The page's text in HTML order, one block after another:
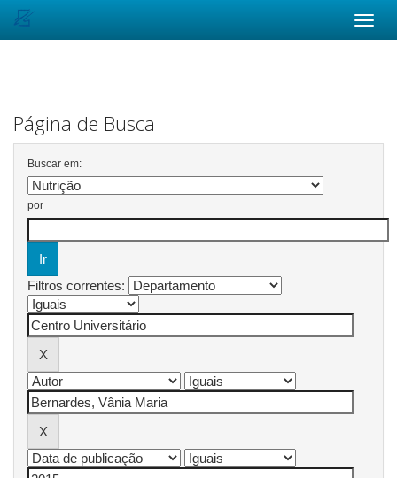
Página de Busca
Buscar em:
por
Filtros correntes: